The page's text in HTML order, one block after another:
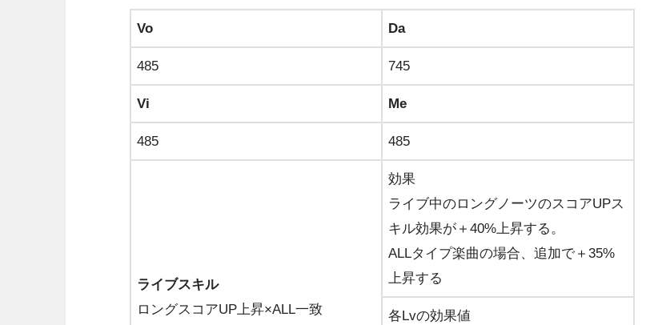
Vo Da
485 745
Vi Me
485 485
ライブスキル
ロングスコアUP上昇×ALL一致
効果
ライブ中のロングノーツのスコアUPス
キル効果が＋40%上昇する。
ALLタイプ楽曲の場合、追加で＋35%
上昇する
各Lvの効果値